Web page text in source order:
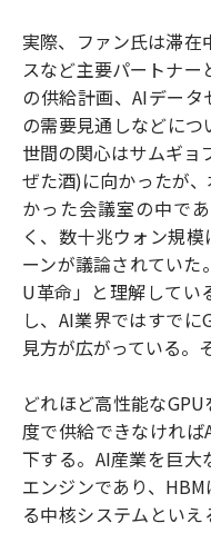
実際、ファン氏は滞在
スなど主要パートナー
の供給計画、AIデー
の需要見通しなどにつ
世間の関心はサムギョ
ぜた酒)に向かったが
かった会議室の中で
く、数十兆ウォン規
ーンが議論されていた
U革命」と理解してい
し、AI業界ではすで
見方が広がっている。
どれほど高性能な
度で供給できなけれ
下する。AI産業を巨大
エンジンであり、
る中核システムとい